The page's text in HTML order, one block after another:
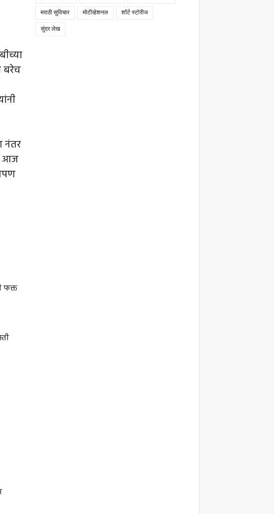
बरेच
नंतर
आज
फक्त
मराठी सुविचार मोटीव्हेशनल शॉर्ट स्टोरीज
सुंदर लेख